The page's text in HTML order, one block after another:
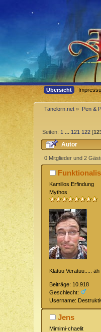
Übersicht
Tanelorn.net » Pen &
Seiten: 1 ... 121 122 [
Autor
0 Mitglieder und 2
Kamillos Erfindung
Mythos
Klatuu Veratuu..... äh
Beiträge: 10.918
Geschlecht:
Username:
Jens
Mimimi-chaelit